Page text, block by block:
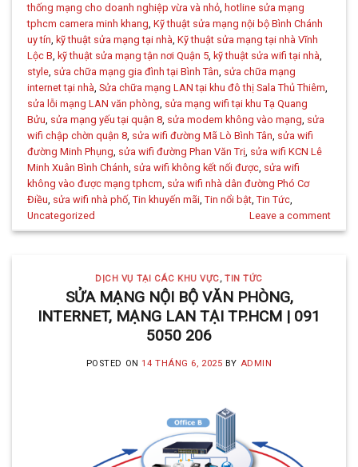
thống mạng cho doanh nghiệp vừa và nhỏ hotline sửa mạng
tphcm camera minh khang ,Kỹ thuật sửa mạng nội bộ Bình Chánh
uy tín kỹ thuật sửa mạng tại nhà ,Kỹ thuật sửa mạng tại nhà Vĩnh
Lộc B kỹ thuật sửa mạng tận nơi Quận 5 kỹ thuật sửa wifi tại nhà
style sửa chữa mạng gia đình tại Bình Tân sửa chữa mạng
internet tại nhà ,Sửa chữa mạng LAN tại khu đô thị Sala Thủ Thiêm
sửa lỗi mạng LAN văn phòng sửa mạng wifi tại khu Tạ Quang
Bửu sửa mạng yếu tại quận 8 sửa modem không vào mạng sửa
wifi chập chờn quận 8 sửa wifi đường Mã Lò Bình Tân sửa wifi
đường Minh Phụng sửa wifi đường Phan Văn Trị sửa wifi KCN Lê
Minh Xuân Bình Chánh sửa wifi không kết nối được sửa wifi
không vào được mạng tphcm sửa wifi nhà dân đường Phó Cơ
Điều sửa wifi nhà phố ,Tin khuyến mãi ,Tin nổi bật ,Tin Tức
Uncategorized
Leave a comment
DỊCH VỤ TẠI CÁC KHU VỰC,TIN TỨC
SỬA MẠNG NỘI BỘ VĂN PHÒNG,
INTERNET, MẠNG LAN TẠI TP.HCM | 091
5050 206
POSTED ON14 THÁNG 6, 2025 BY ADMIN